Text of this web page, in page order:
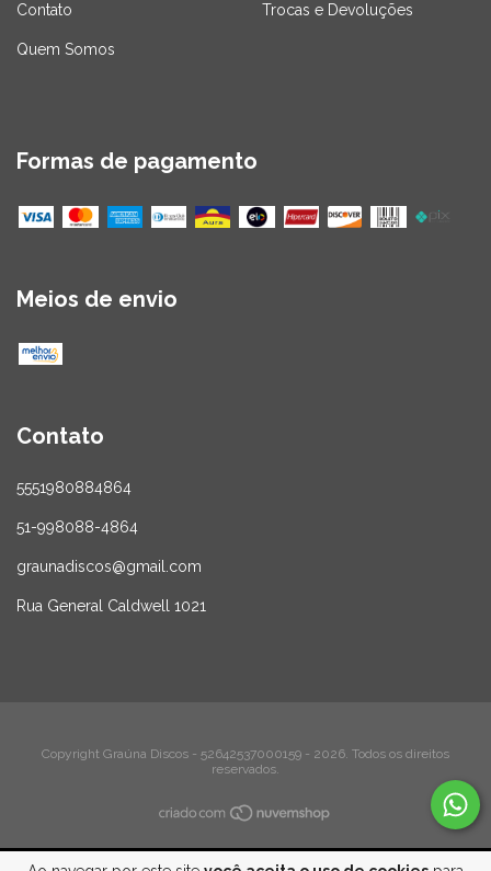
Contato Trocas e Devoluções
Quem Somos
Formas de pagamento
Meios de envio
Contato
5551980884864
51-998088-4864
graunadiscos@gmail.com
Rua General Caldwell 1021
Copyright Graúna Discos - 52642537000159 - 2026. Todos os direitos
reservados.